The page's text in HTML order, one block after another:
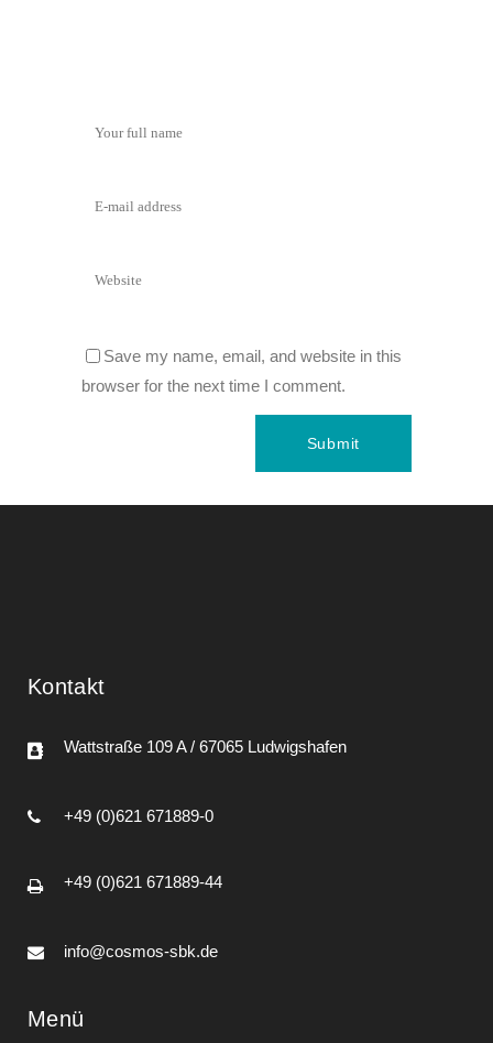
Save my name, email, and website in this
browser for the next time I comment.
Kontakt
Wattstraße 109 A / 67065 Ludwigshafen
+49 (0)621 671889-0
+49 (0)621 671889-44
info@cosmos-sbk.de
Menü